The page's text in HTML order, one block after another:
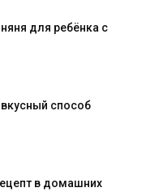
для ребёнка с
способ
в домашних